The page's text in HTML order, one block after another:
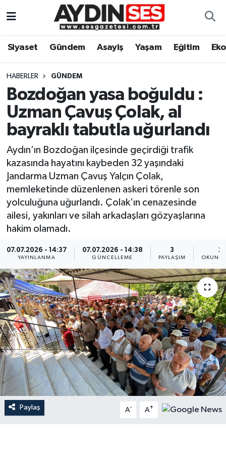
Siyaset Gündem Asayiş Yaşam Eğitim
HABERLER GÜNDEM
Bozdoğan yasa boğuldu :
Uzman Çavuş Çolak, al
bayraklı tabutla uğurlandı
Aydın’ın Bozdoğan ilçesinde geçirdiği trafik
kazasında hayatını kaybeden 32 yaşındaki
Jandarma Uzman Çavuş Yalçın Çolak,
memleketinde düzenlenen askeri törenle son
yolculuğuna uğurlandı. Çolak’ın cenazesinde
ailesi, yakınları ve silah arkadaşları gözyaşlarına
hakim olamadı.
07.07.2026 - 14:37
YAYINLANMA
07.07.2026 - 14:38
GÜNCELLEME
3
PAYLAŞIM
2
Paylaş A- A+
Gündem
Siyaset
Ekonomi
Yaşam
Eğitim
Kültür Sanat
Spor
Aydın Hava Durumu
Aydin Namaz Vakitleri
Aydın Trafik Yoğunluk Haritası
Süper Lig Puan Durumu ve Fikstür
Tüm Manşetler
Son Dakika Haberleri
Haber Arşivi